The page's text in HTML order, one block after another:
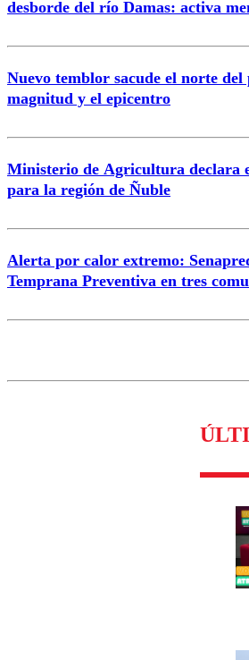
desborde del río Damas: activa
Nuevo temblor sacude el norte del
magnitud y el epicentro
Ministerio de Agricultura declara
para la región de Ñuble
Alerta por calor extremo:
Temprana Preventiva en tres